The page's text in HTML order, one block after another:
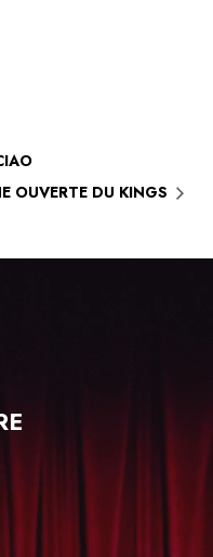
OUVERTE DU KINGS